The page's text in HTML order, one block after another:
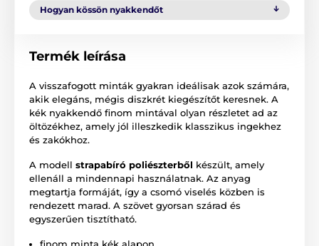
Hogyan kössön nyakkendőt
Termék leírása
A visszafogott minták gyakran ideálisak azok számára,
akik elegáns, mégis diszkrét kiegészítőt keresnek. A
kék nyakkendő finom mintával olyan részletet ad az
öltözékhez, amely jól illeszkedik klasszikus ingekhez
és zakókhoz.
A modell strapabíró poliészterből készült, amely
ellenáll a mindennapi használatnak. Az anyag
megtartja formáját, így a csomó viselés közben is
rendezett marad. A szövet gyorsan szárad és
egyszerűen tisztítható.